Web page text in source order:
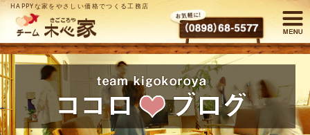
HAPPYな家をやさしい価格でつくる工務店